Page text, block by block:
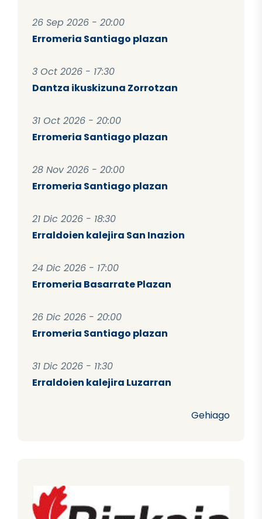
26 Sep 2026 - 20:00
Erromeria Santiago plazan
3 Oct 2026 - 17:30
Dantza ikuskizuna Zorrotzan
31 Oct 2026 - 20:00
Erromeria Santiago plazan
28 Nov 2026 - 20:00
Erromeria Santiago plazan
21 Dic 2026 - 18:30
Erraldoien kalejira San Inazion
24 Dic 2026 - 17:00
Erromeria Basarrate Plazan
26 Dic 2026 - 20:00
Erromeria Santiago plazan
31 Dic 2026 - 11:30
Erraldoien kalejira Luzarran
Gehiago